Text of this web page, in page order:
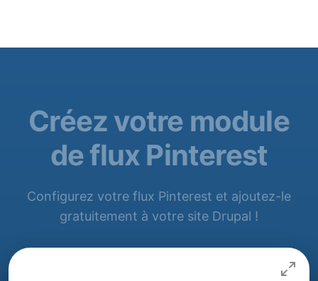
Créez votre module
de flux Pinterest
Configurez votre flux Pinterest et ajoutez-le
gratuitement à votre site Drupal !